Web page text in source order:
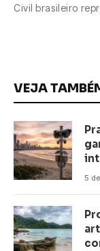
Civil brasileiro
VEJA
5